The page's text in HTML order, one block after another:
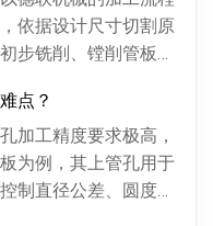
依据设计尺寸切割原
步铣削、镗削管板各
波探伤检...
点？
加工精度要求极高，
为例，其上管孔用于
制直径公差、圆度、